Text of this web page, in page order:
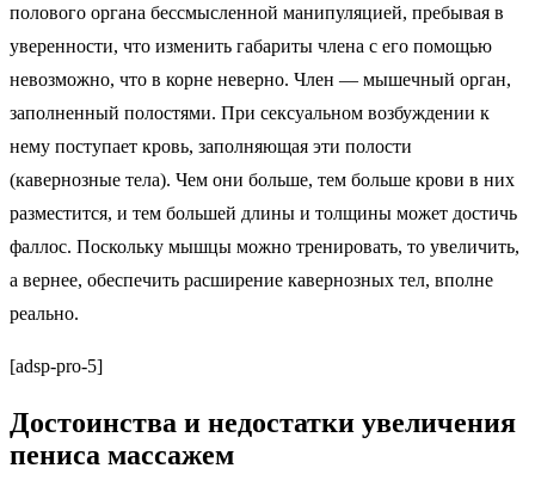
полового органа бессмысленной манипуляцией, пребывая в
уверенности, что изменить габариты члена с его помощью
невозможно, что в корне неверно. Член — мышечный орган,
заполненный полостями. При сексуальном возбуждении к
нему поступает кровь, заполняющая эти полости
(кавернозные тела). Чем они больше, тем больше крови в них
разместится, и тем большей длины и толщины может достичь
фаллос. Поскольку мышцы можно тренировать, то увеличить,
а вернее, обеспечить расширение кавернозных тел, вполне
реально.
[adsp-pro-5]
Достоинства и недостатки увеличения
пениса массажем